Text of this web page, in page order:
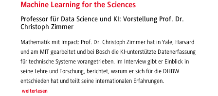
Machine Learning for the Sciences
Professor für Data Science und KI: Vorstellung Prof. Dr.
Christoph Zimmer
Mathematik mit Impact: Prof. Dr. Christoph Zimmer hat in Yale, Harvard
und am MIT gearbeitet und bei Bosch die KI-unterstützte Datenerfassung
für technische Systeme vorangetrieben. Im Interview gibt er Einblick in
seine Lehre und Forschung, berichtet, warum er sich für die DHBW
entschieden hat und teilt seine internationalen Erfahrungen.
weiterlesen